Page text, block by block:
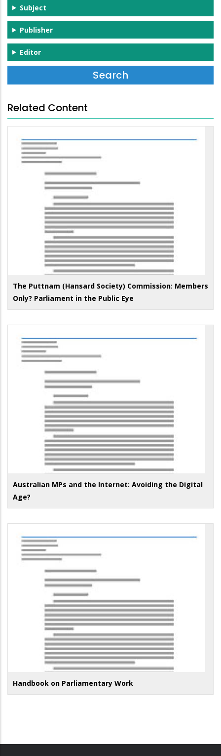
Subject
Publisher
Editor
Related Content
The Puttnam (Hansard Society) Commission: Members
Only? Parliament in the Public Eye
Australian MPs and the Internet: Avoiding the Digital
Age?
Handbook on Parliamentary Work